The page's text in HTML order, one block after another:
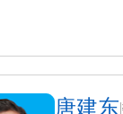
唐建东|